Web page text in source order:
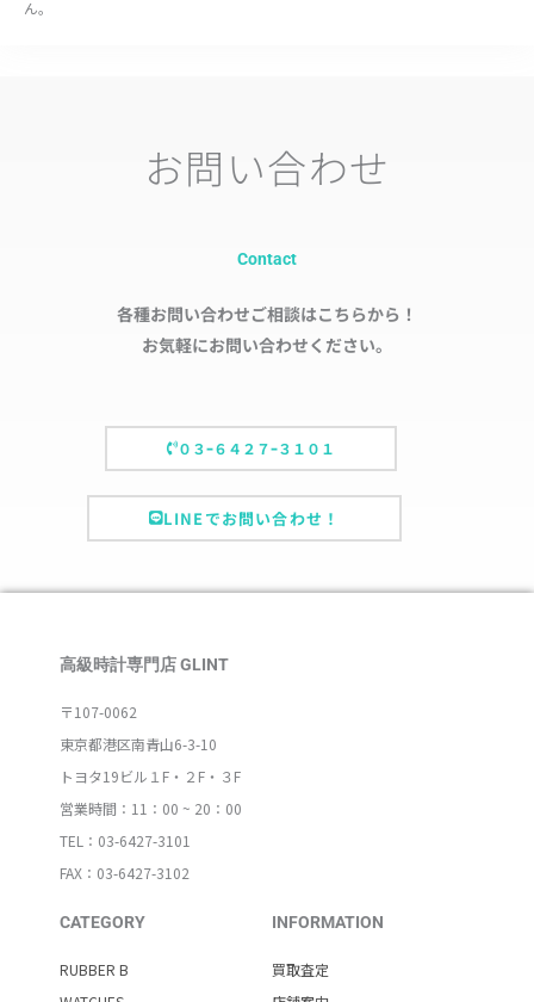
ん。
お問い合わせ
Contact
各種お問い合わせご相談はこちらから！
お気軽にお問い合わせください。
０３ｰ６４２７ｰ３１０１
LINEでお問い合わせ！
高級時計専門店 GLINT
〒107-0062
東京都港区南青山6-3-10
トヨタ19ビル１F・２F・３F
営業時間：11：00 ~ 20：00
TEL：03-6427-3101
FAX：03-6427-3102
CATEGORY
RUBBER B
INFORMATION
買取査定